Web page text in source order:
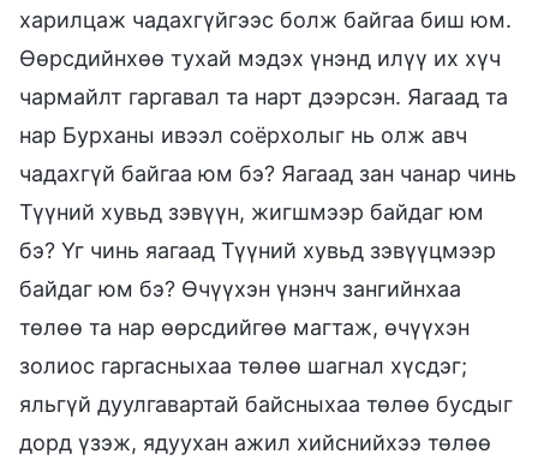
харилцаж чадахгүйгээс болж байгаа биш юм.
Өөрсдийнхөө тухай мэдэх үнэнд илүү их хүч
чармайлт гаргавал та нарт дээрсэн. Яагаад та
нар Бурханы ивээл соёрхолыг нь олж авч
чадахгүй байгаа юм бэ? Яагаад зан чанар чинь
Түүний хувьд зэвүүн, жигшмээр байдаг юм
бэ? Үг чинь яагаад Түүний хувьд зэвүүцмээр
байдаг юм бэ? Өчүүхэн үнэнч зангийнхаа
төлөө та нар өөрсдийгөө магтаж, өчүүхэн
золиос гаргасныхаа төлөө шагнал хүсдэг;
яльгүй дуулгавартай байсныхаа төлөө бусдыг
дорд үзэж, ядуухан ажил хийснийхээ төлөө